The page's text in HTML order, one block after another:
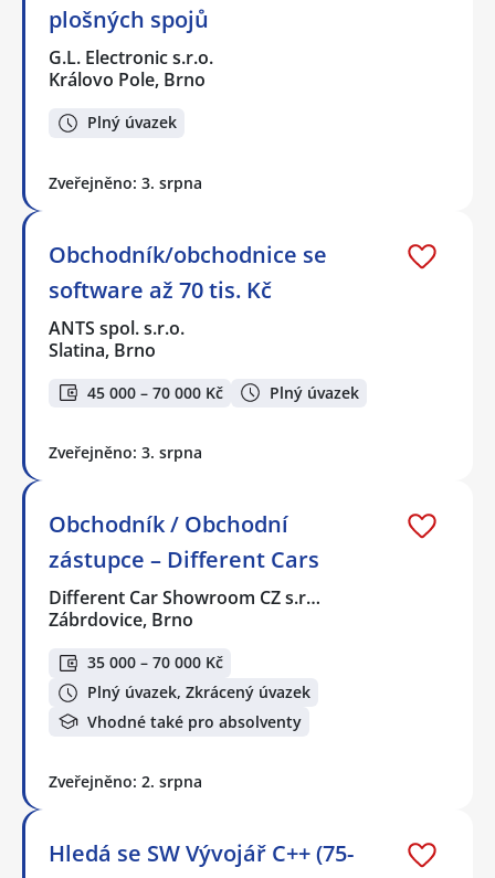
plošných spojů
G.L. Electronic s.r.o.
Královo Pole, Brno
Plný úvazek
Zveřejněno: 3. srpna
Obchodník/obchodnice se
software až 70 tis. Kč
ANTS spol. s.r.o.
Slatina, Brno
45 000 – 70 000 Kč Plný úvazek
Zveřejněno: 3. srpna
Obchodník / Obchodní
zástupce – Different Cars
Different Car Showroom CZ s.r…
Zábrdovice, Brno
35 000 – 70 000 Kč
Plný úvazek, Zkrácený úvazek
Vhodné také pro absolventy
Zveřejněno: 2. srpna
Hledá se SW Vývojář C++ (75-